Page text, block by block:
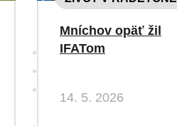
Mníchov opäť žil
IFATom
14. 5. 2026